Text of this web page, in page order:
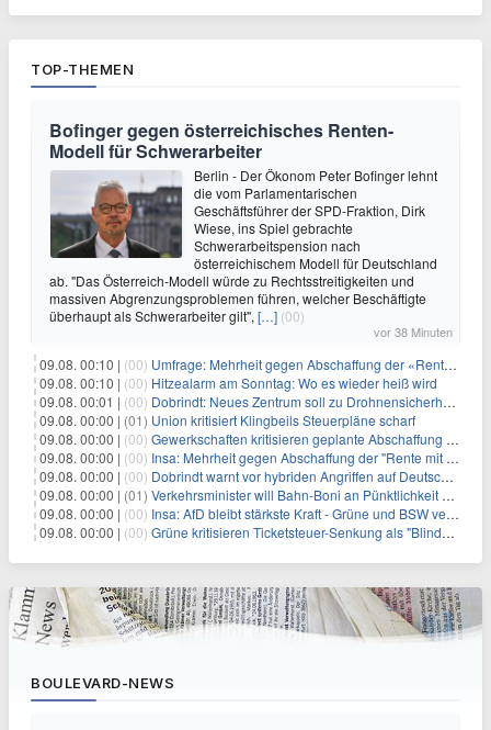
TOP-THEMEN
Bofinger gegen österreichisches Renten-
Modell für Schwerarbeiter
Berlin - Der Ökonom Peter Bofinger lehnt
die vom Parlamentarischen
Geschäftsführer der SPD-Fraktion, Dirk
Wiese, ins Spiel gebrachte
Schwerarbeitspension nach
österreichischem Modell für Deutschland
ab. "Das Österreich-Modell würde zu Rechtsstreitigkeiten und
massiven Abgrenzungsproblemen führen, welcher Beschäftigte
überhaupt als Schwerarbeiter gilt", […] (00)
vor 38 Minuten
09.08. 00:10 | (00) Umfrage: Mehrheit gegen Abschaffung der «Rente mit 63»
09.08. 00:10 | (00) Hitzealarm am Sonntag: Wo es wieder heiß wird
09.08. 00:01 | (00) Dobrindt: Neues Zentrum soll zu Drohnensicherheit forschen
09.08. 00:00 | (01) Union kritisiert Klingbeils Steuerpläne scharf
09.08. 00:00 | (00) Gewerkschaften kritisieren geplante Abschaffung der "Rente mit 63"
09.08. 00:00 | (00) Insa: Mehrheit gegen Abschaffung der "Rente mit 63"
09.08. 00:00 | (00) Dobrindt warnt vor hybriden Angriffen auf Deutschland
09.08. 00:00 | (01) Verkehrsminister will Bahn-Boni an Pünktlichkeit koppeln
09.08. 00:00 | (00) Insa: AfD bleibt stärkste Kraft - Grüne und BSW verlieren
09.08. 00:00 | (00) Grüne kritisieren Ticketsteuer-Senkung als "Blindflug"
BOULEVARD-NEWS